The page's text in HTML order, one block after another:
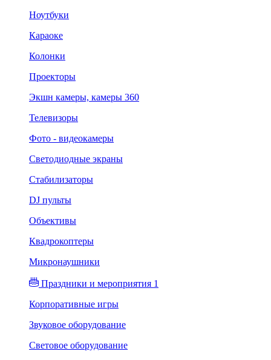
Ноутбуки
Караоке
Колонки
Проекторы
Экшн камеры, камеры 360
Телевизоры
Фото - видеокамеры
Светодиодные экраны
Стабилизаторы
DJ пульты
Объективы
Квадрокоптеры
Микронаушники
Праздники и мероприятия 1
Корпоративные игры
Звуковое оборудование
Световое оборудование